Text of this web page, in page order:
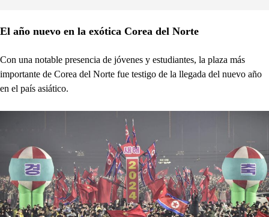
El año nuevo en la exótica Corea del Norte
Con una notable presencia de jóvenes y estudiantes, la plaza más
importante de Corea del Norte fue testigo de la llegada del nuevo año
en el país asiático.